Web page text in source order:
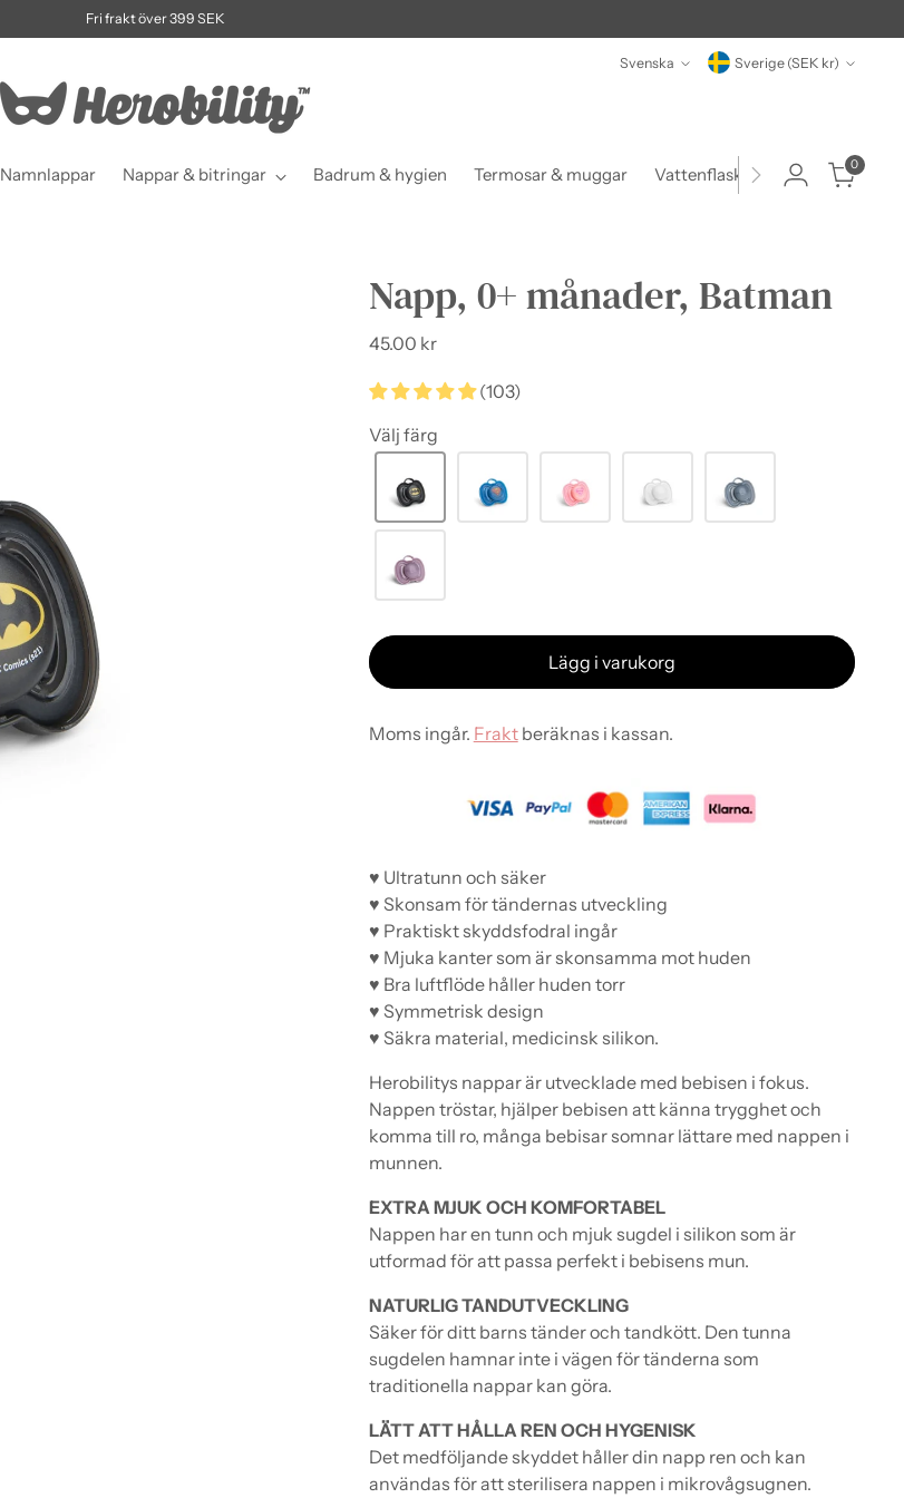
Fri frakt över 399 SEK
Språk
Svenska Valuta Sverige (SEK kr)
Namnlappar Nappar & bitringar Badrum & hygien Termosar & muggar Vattenflaskor Matlådor &
0
Napp, 0+ månader, Batman
Ordinarie
45.00 kr
(103)
Välj färg
Lägg i varukorg
Moms ingår. Fraktberäknas i kassan.
♥ Ultratunn och säker
♥ Skonsam för tändernas utveckling
♥ Praktiskt skyddsfodral ingår
♥ Mjuka kanter som är skonsamma mot huden
♥ Bra luftflöde håller huden torr
♥ Symmetrisk design
♥ Säkra material, medicinsk silikon.
Herobilitys nappar är utvecklade med bebisen i fokus.
Nappen tröstar, hjälper bebisen att känna trygghet och
komma till ro, många bebisar somnar lättare med nappen i
munnen.
EXTRA MJUK OCH KOMFORTABEL
Nappen har en tunn och mjuk sugdel i silikon som är
utformad för att passa perfekt i bebisens mun.
NATURLIG TANDUTVECKLING
Säker för ditt barns tänder och tandkött. Den tunna
sugdelen hamnar inte i vägen för tänderna som
traditionella nappar kan göra.
LÄTT ATT HÅLLA REN OCH HYGENISK
Det medföljande skyddet håller din napp ren och kan
användas för att sterilisera nappen i mikrovågsugnen.